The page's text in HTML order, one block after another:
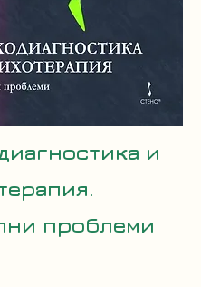
и
проблеми